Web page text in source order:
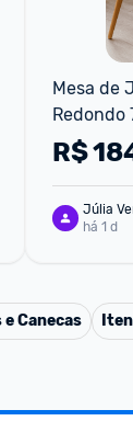
Mesa de
Redondo
R$
Júlia
ne
há 1 d
e Canecas